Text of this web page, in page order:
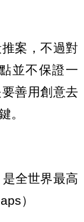
案，不過對
並不保證一
善用創意去
。
全世界最高
）